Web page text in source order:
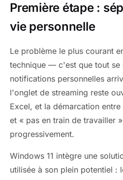
Première étape :
vie personnelle
Le problème le plus courant
technique — c'est que tout se
notifications personnelles
l'onglet de streaming reste
Excel, et la démarcation
et « pas en train de travailler
progressivement.
Windows 11 intègre une
utilisée à son plein potentiel :